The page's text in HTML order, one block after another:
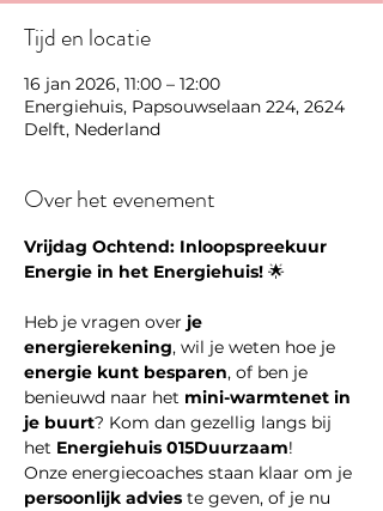
Tijd en locatie
16 jan 2026, 11:00 – 12:00
Energiehuis, Papsouwselaan 224, 2624
Delft, Nederland
Over het evenement
Vrijdag Ochtend: Inloopspreekuur
Energie in het Energiehuis! 🌟
Heb je vragen over je
energierekening, wil je weten hoe je
energie kunt besparen, of ben je
benieuwd naar het mini-warmtenet in
je buurt? Kom dan gezellig langs bij
het Energiehuis 015Duurzaam!
Onze energiecoaches staan klaar om je
persoonlijk advies te geven, of je nu